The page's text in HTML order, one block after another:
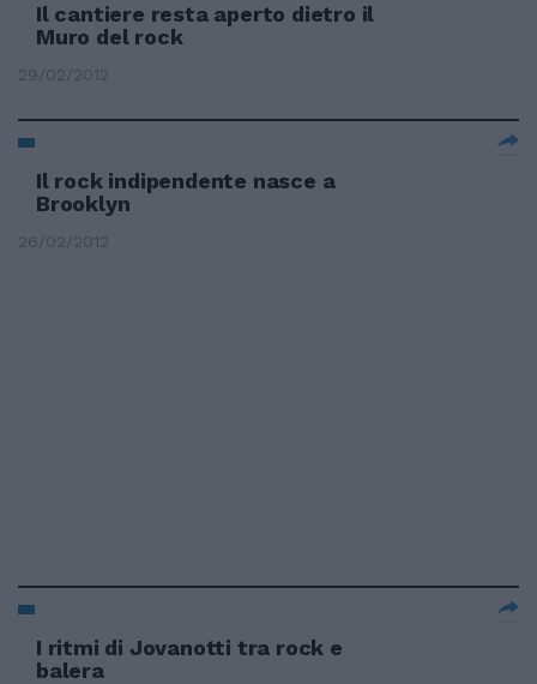
Il cantiere resta aperto dietro il
Muro del rock
29/02/2012
Il rock indipendente nasce a
Brooklyn
26/02/2012
I ritmi di Jovanotti tra rock e
balera